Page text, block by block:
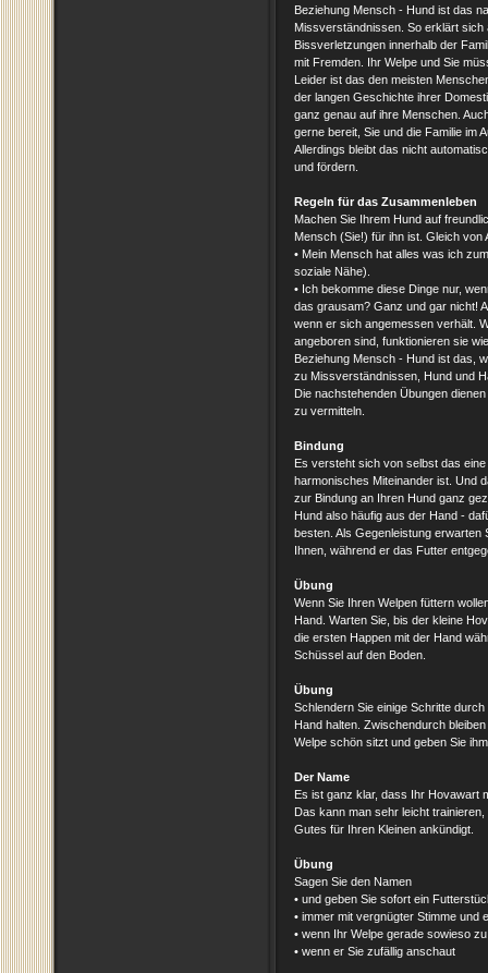
Beziehung Mensch - Hund ist das
Missverständnissen. So erklärt
Bissverletzungen innerhalb der
mit Fremden. Ihr Welpe und Sie
Leider ist das den meisten
der langen Geschichte ihrer
ganz genau auf ihre Menschen.
gerne bereit, Sie und die Familie im
Allerdings bleibt das nicht
und fördern.
Regeln für das Zusammenleben
Machen Sie Ihrem Hund auf
Mensch (Sie!) für ihn ist. Gleich von
• Mein Mensch hat alles was ich
soziale Nähe).
• Ich bekomme diese Dinge nur,
das grausam? Ganz und gar nicht!
wenn er sich angemessen verhält.
angeboren sind, funktionieren sie
Beziehung Mensch - Hund ist das,
zu Missverständnissen, Hund und
Die nachstehenden Übungen
zu vermitteln.
Bindung
Es versteht sich von selbst das
harmonisches Miteinander ist. Und
zur Bindung an Ihren Hund ganz
Hund also häufig aus der Hand -
besten. Als Gegenleistung
Ihnen, während er das Futter
Übung
Wenn Sie Ihren Welpen füttern
Hand. Warten Sie, bis der kleine
die ersten Happen mit der Hand
Schüssel auf den Boden.
Übung
Schlendern Sie einige Schritte
Hand halten. Zwischendurch
Welpe schön sitzt und geben Sie
Der Name
Es ist ganz klar, dass Ihr Hovawart
Das kann man sehr leicht
Gutes für Ihren Kleinen ankündigt.
Übung
Sagen Sie den Namen
• und geben Sie sofort ein
• immer mit vergnügter Stimme und
• wenn Ihr Welpe gerade sowieso
• wenn er Sie zufällig anschaut